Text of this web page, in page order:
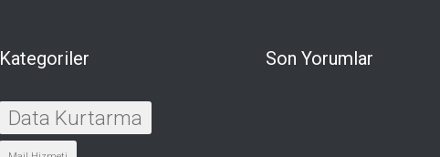
Kategoriler
Data Kurtarma
Son Yorumlar